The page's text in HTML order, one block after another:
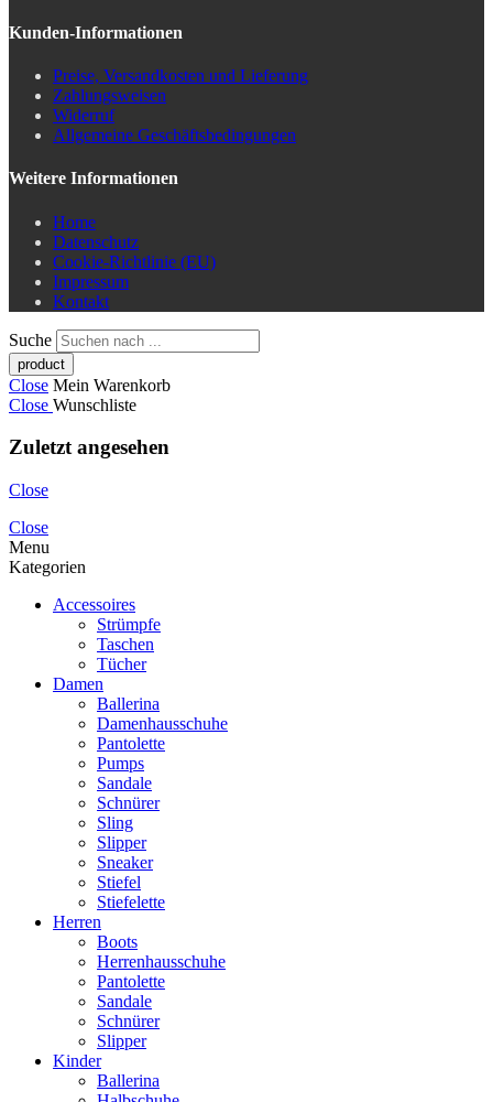
Kunden-Informationen
Preise, Versandkosten und Lieferung
Zahlungsweisen
Widerruf
Allgemeine Geschäftsbedingungen
Weitere Informationen
Home
Datenschutz
Cookie-Richtlinie (EU)
Impressum
Kontakt
Suche
Close Mein Warenkorb
Close Wunschliste
Zuletzt angesehen
Close
Close
Menu
Kategorien
Accessoires
Strümpfe
Taschen
Tücher
Damen
Ballerina
Damenhausschuhe
Pantolette
Pumps
Sandale
Schnürer
Sling
Slipper
Sneaker
Stiefel
Stiefelette
Herren
Boots
Herrenhausschuhe
Pantolette
Sandale
Schnürer
Slipper
Kinder
Ballerina